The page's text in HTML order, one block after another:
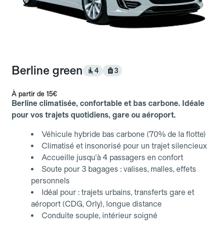
Berline green 4 3
À partir de 15€
Berline climatisée, confortable et bas carbone. Idéale
pour vos trajets quotidiens, gare ou aéroport.
Véhicule hybride bas carbone (70% de la flotte)
Climatisé et insonorisé pour un trajet silencieux
Accueille jusqu'à 4 passagers en confort
Soute pour 3 bagages : valises, malles, effets
personnels
Idéal pour : trajets urbains, transferts gare et
aéroport (CDG, Orly), longue distance
Conduite souple, intérieur soigné